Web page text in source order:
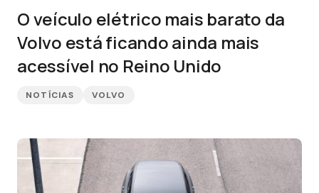
O veículo elétrico mais barato da
Volvo está ficando ainda mais
acessível no Reino Unido
NOTÍCIAS VOLVO